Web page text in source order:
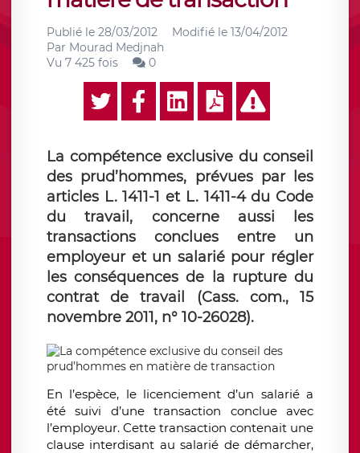
Publié le 28/03/2012 Modifié le 13/04/2012
Par Mourad Medjnah
Vu 7 425 fois
0
La compétence exclusive du conseil
des prud’hommes, prévues par les
articles L. 1411-1 et L. 1411-4 du Code
du travail, concerne aussi les
transactions conclues entre un
employeur et un salarié pour régler
les conséquences de la rupture du
contrat de travail (Cass. com., 15
novembre 2011, n° 10-26028).
En l’espèce, le licenciement d’un salarié a
été suivi d’une transaction conclue avec
l’employeur. Cette transaction contenait une
clause interdisant au salarié de démarcher,